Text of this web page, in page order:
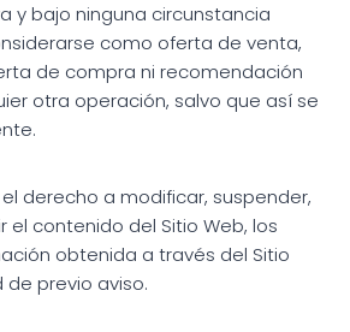
y bajo ninguna circunstancia
como oferta de venta,
de compra ni recomendación
otra operación, salvo que así se
el derecho a modificar, suspender,
el contenido del Sitio Web, los
obtenida a través del Sitio
de previo aviso.